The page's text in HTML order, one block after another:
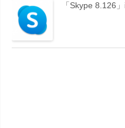
「Skype 8.126